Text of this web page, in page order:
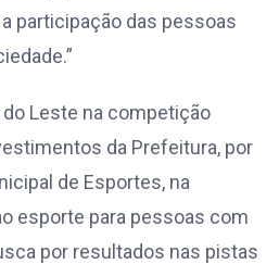
participação das pessoas
Leste na competição
da Prefeitura, por
de Esportes, na
esporte para pessoas com
por resultados nas pistas